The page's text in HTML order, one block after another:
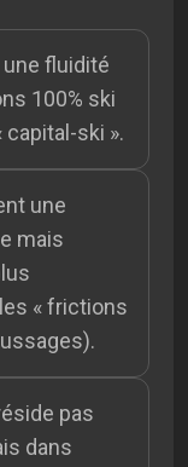
fluidité
100% ski
ski ».
une
mais
« frictions
pas
dans